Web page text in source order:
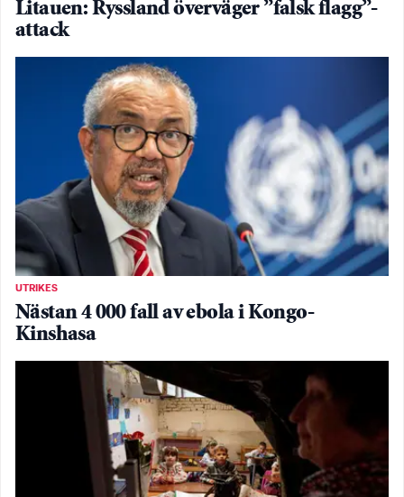
Litauen: Ryssland överväger ”falsk flagg”-
attack
UTRIKES
Nästan 4 000 fall av ebola i Kongo-
Kinshasa